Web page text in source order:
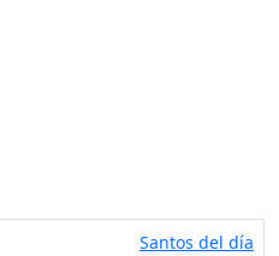
Santos del día